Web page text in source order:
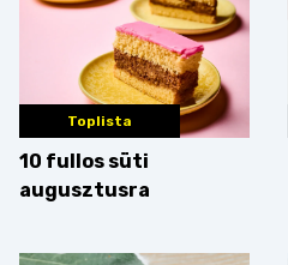
Toplista
10 fullos süti
augusztusra